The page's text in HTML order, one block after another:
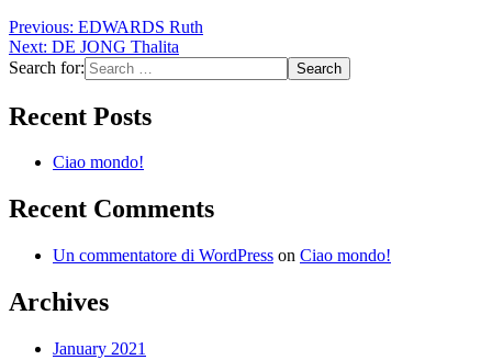
Previous: EDWARDS Ruth
Next: DE JONG Thalita
Search for:
Recent Posts
Ciao mondo!
Recent Comments
Un commentatore di WordPress on Ciao mondo!
Archives
January 2021